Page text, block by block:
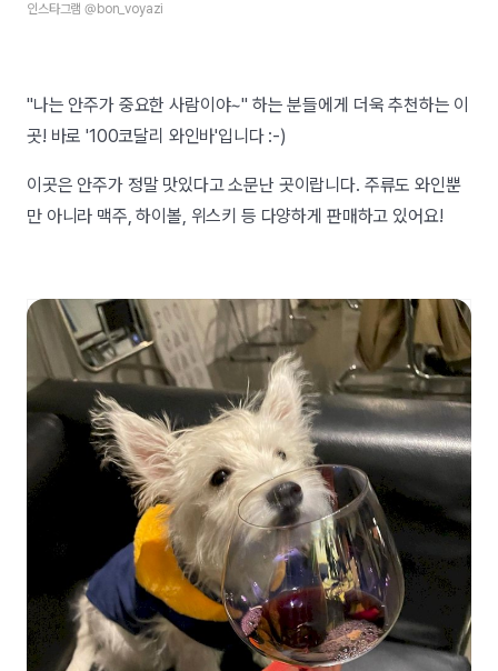
인스타그램 @bon_voyazi
"나는 안주가 중요한 사람이야~" 하는 분들에게 더욱 추천하는 이
곳! 바로 '100코달리 와인바'입니다 :-)
이곳은 안주가 정말 맛있다고 소문난 곳이랍니다. 주류도 와인뿐
만 아니라 맥주, 하이볼, 위스키 등 다양하게 판매하고 있어요!